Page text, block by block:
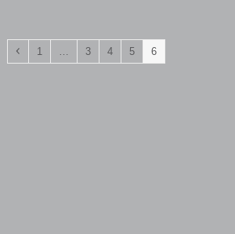
Vorheriger
Seite
1 Seite
3 Seite
4 Seite
5 Seite
6